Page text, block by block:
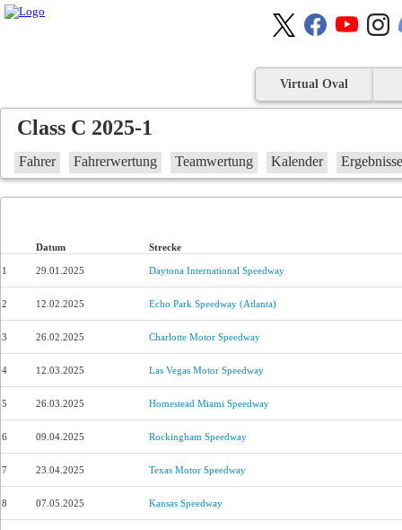
Virtual Oval
Class C 2025-1
Fahrer Fahrerwertung Teamwertung Kalender Ergebnisse
Datum Strecke
1 29.01.2025 Daytona International Speedway
2 12.02.2025 Echo Park Speedway (Atlanta)
3 26.02.2025 Charlotte Motor Speedway
4 12.03.2025 Las Vegas Motor Speedway
5 26.03.2025 Homestead Miami Speedway
6 09.04.2025 Rockingham Speedway
7 23.04.2025 Texas Motor Speedway
8 07.05.2025 Kansas Speedway